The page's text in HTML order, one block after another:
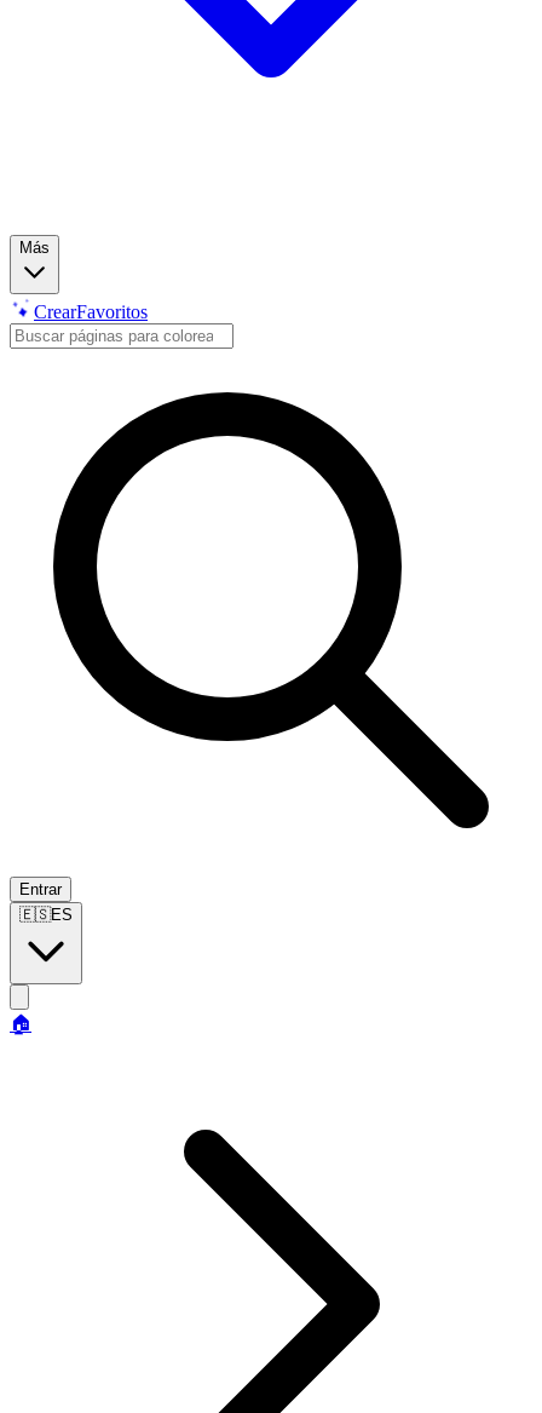
Más
CrearFavoritos
Entrar
🇪🇸ES
🏠